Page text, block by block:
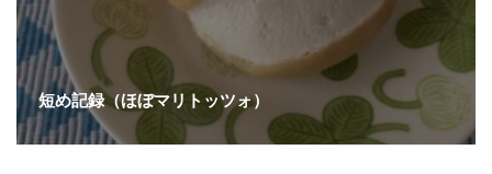
短め記録（ほぼマリトッツォ）